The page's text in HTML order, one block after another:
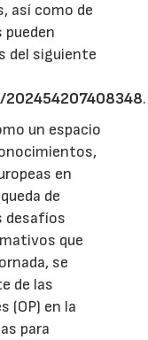
así como de
del siguiente
.
un espacio
en
de
desafíos
que
se
de las
(OP) en la
para